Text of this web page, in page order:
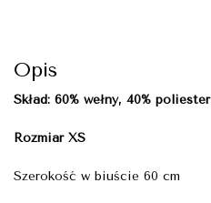
Opis
Skład: 60% wełny, 40% poliester
Rozmiar XS
Szerokość w biuście 60 cm